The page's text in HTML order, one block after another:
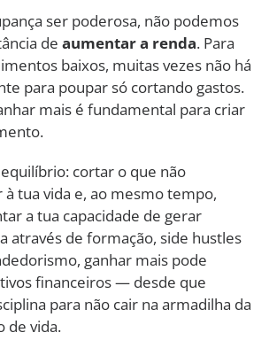
ser poderosa, não podemos
de aumentar a renda. Para
baixos, muitas vezes não há
para poupar só cortando gastos.
mais é fundamental para criar
cortar o que não
à tua vida e, ao mesmo tempo,
a tua capacidade de gerar
através de formação, side hustles
ganhar mais pode
financeiros — desde que
para não cair na armadilha da
de vida.